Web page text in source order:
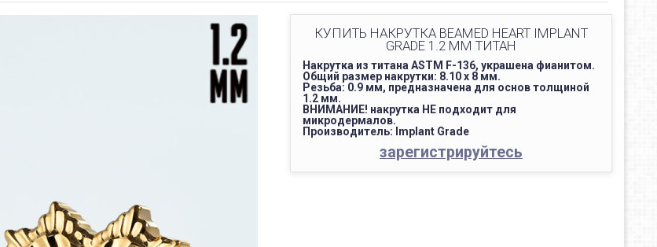
КУПИТЬ НАКРУТКА BEAMED HEART IMPLANT
GRADE 1.2 ММ ТИТАН
Накрутка из титана ASTM F-136, украшена фианитом.
Общий размер накрутки: 8.10 x 8 мм.
Резьба: 0.9 мм, предназначена для основ толщиной
1.2 мм.
ВНИМАНИЕ! накрутка НЕ подходит для
микродермалов.
Производитель: Implant Grade
зарегистрируйтесь